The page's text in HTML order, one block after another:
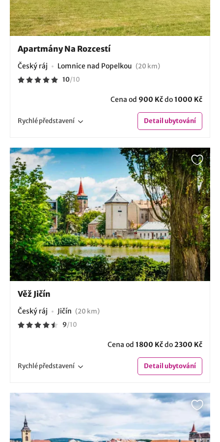
Apartmány Na Rozcestí
Český ráj Lomnice nad Popelkou (20 km)
10/10
Cena od 900 Kčdo1000 Kč
Rychlépředstavení Detailubytování
Věž Jičín
Český ráj Jičín (20 km)
9/10
Cena od 1800 Kčdo2300 Kč
Rychlépředstavení Detailubytování